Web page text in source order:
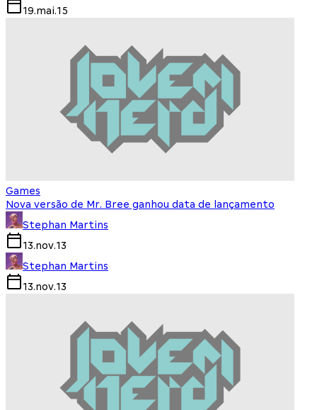
19.mai.15
Games
Nova versão de Mr. Bree ganhou data de lançamento
Stephan Martins
13.nov.13
Stephan Martins
13.nov.13